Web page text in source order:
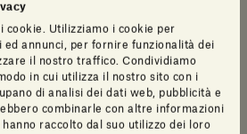
cookie. Utilizziamo i cookie per
ed annunci, per fornire funzionalità dei
il nostro traffico. Condividiamo
in cui utilizza il nostro sito con i
di analisi dei dati web, pubblicità e
combinarle con altre informazioni
raccolto dal suo utilizzo dei loro
range of useful resources
your planning.